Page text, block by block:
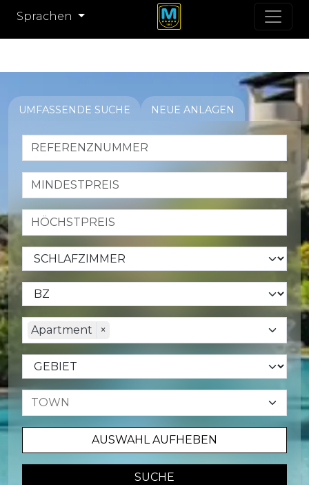
Sprachen
UMFASSENDE SUCHE NEUE ANLAGEN
AUSWAHL AUFHEBEN
Apartment ×
SUCHE